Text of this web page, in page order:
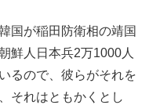
国が稲田防衛相の靖国
鮮人日本兵2万1000人
るので、彼らがそれを
それはともかくとし